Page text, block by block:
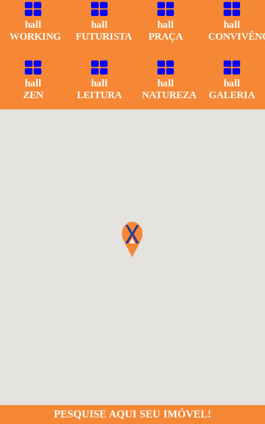
hall
WORKING
hall
FUTURISTA
hall
PRAÇA
hall
hall
ZEN
hall
LEITURA
hall
NATUREZA
hall
GALERIA
PESQUISE AQUI SEU IMÓVEL!